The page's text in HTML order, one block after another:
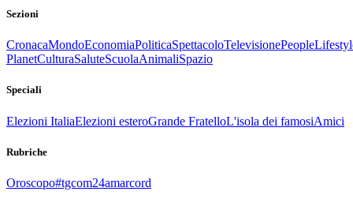
Sezioni
CronacaMondoEconomiaPoliticaSpettacoloTelevisionePeople
PlanetCulturaSaluteScuolaAnimaliSpazio
Speciali
Elezioni ItaliaElezioni esteroGrande FratelloL'isola dei famosiAmici
Rubriche
Oroscopo#tgcom24amarcord